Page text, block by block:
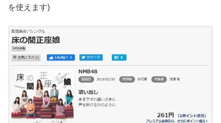
を使えます)